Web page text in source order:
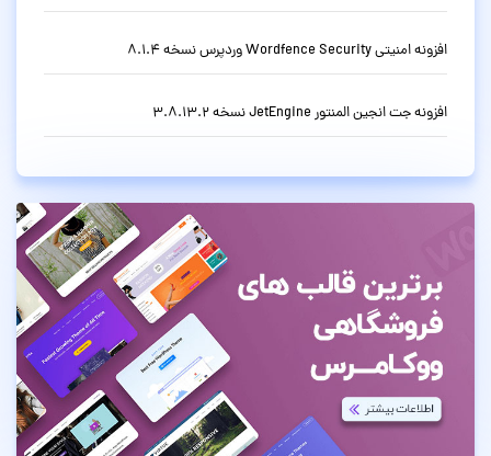
افزونه امنیتی Wordfence Security وردپرس نسخه 8.1.4
افزونه جت انجین المنتور JetEngine نسخه 3.8.13.2